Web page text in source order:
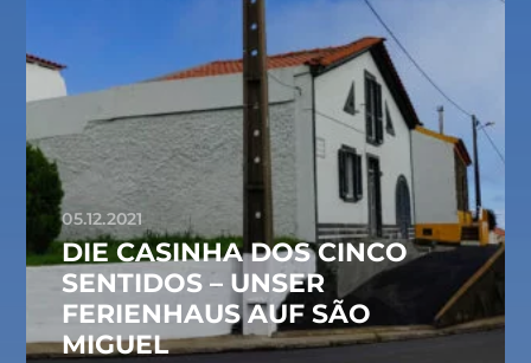
05.12.2021
DIE CASINHA DOS CINCO
SENTIDOS – UNSER
FERIENHAUS AUF SÃO
MIGUEL